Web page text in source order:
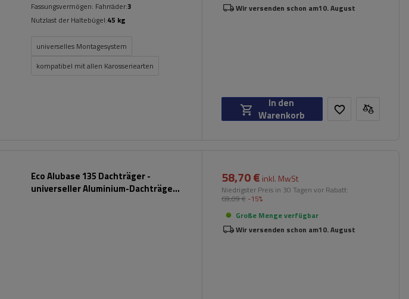
Fassungsvermögen: Fahrräder:3
Nutzlast der Haltebügel:45 kg
universelles Montagesystem
kompatibel mit allen Karosseriearten
Wir versenden schon am10. August
In den
Warenkorb
Eco Alubase 135 Dachträger -
universeller Aluminium-Dachträger
58,70 € inkl. MwSt
Niedrigster Preis in 30 Tagen vor Rabatt:
69,09 € -15%
Große Menge verfügbar
Wir versenden schon am10. August